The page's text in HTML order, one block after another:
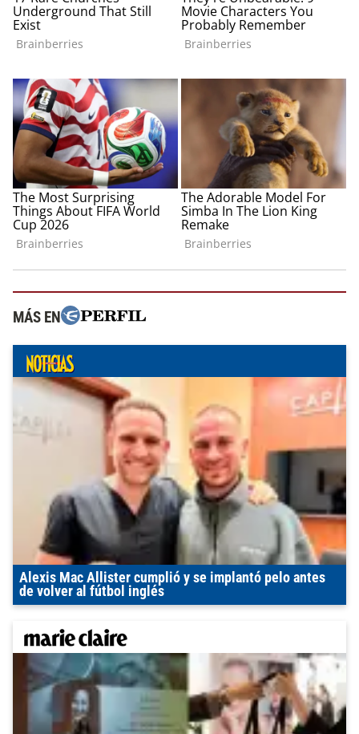
MÁS EN
Alexis Mac Allister cumplió y se implantó pelo antes
de volver al fútbol inglés